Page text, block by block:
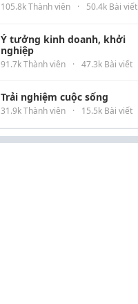
105.8k Thành viên · 50.4k Bài viết
Ý tưởng kinh doanh, khởi
nghiệp
91.7k Thành viên · 47.3k Bài viết
Trải nghiệm cuộc sống
31.9k Thành viên · 15.5k Bài viết